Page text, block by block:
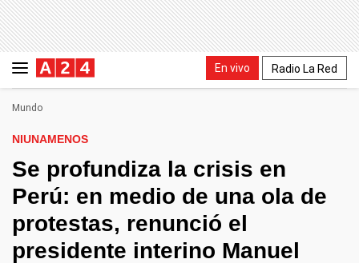
En vivo Radio La Red
Mundo
NIUNAMENOS
Se profundiza la crisis en
Perú: en medio de una ola de
protestas, renunció el
presidente interino Manuel